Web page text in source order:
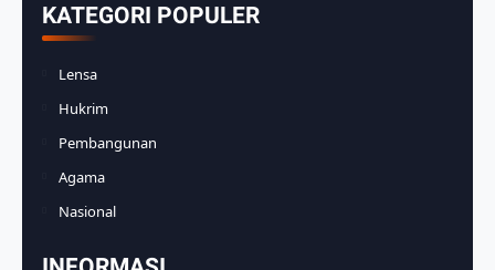
KATEGORI POPULER
Lensa
Hukrim
Pembangunan
Agama
Nasional